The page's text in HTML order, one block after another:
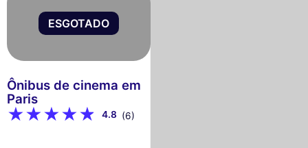
ESGOTADO
Ônibus de cinema em
Paris
4.8 (6)